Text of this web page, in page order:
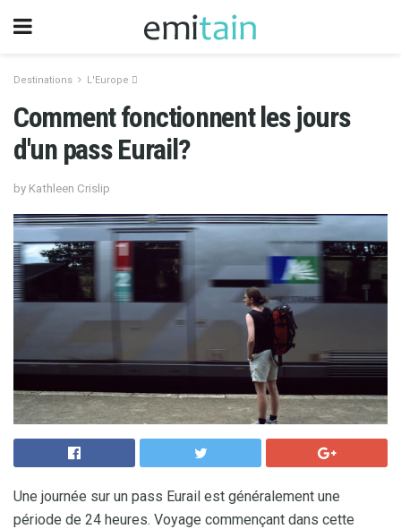
Destinations L'Europe 
Comment fonctionnent les jours
d'un pass Eurail?
by Kathleen Crislip
Une journée sur un pass Eurail est généralement une
période de 24 heures. Voyage commençant dans cette